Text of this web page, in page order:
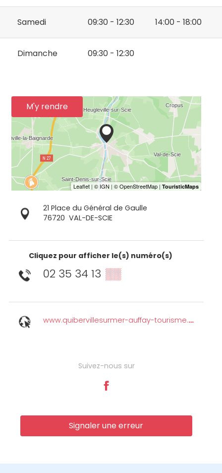
Samedi 09:30 - 12:30 14:00 - 18:00
Dimanche 09:30 - 12:30
M'y rendre
21 Place du Général de Gaulle
76720 VAL-DE-SCIE
Cliquez pour afficher le(s) numéro(s)
02 35 34 13 ▒▒
www.quibervillesurmer-auffay-tourisme.com
Suivez-nous sur
Signaler une erreur